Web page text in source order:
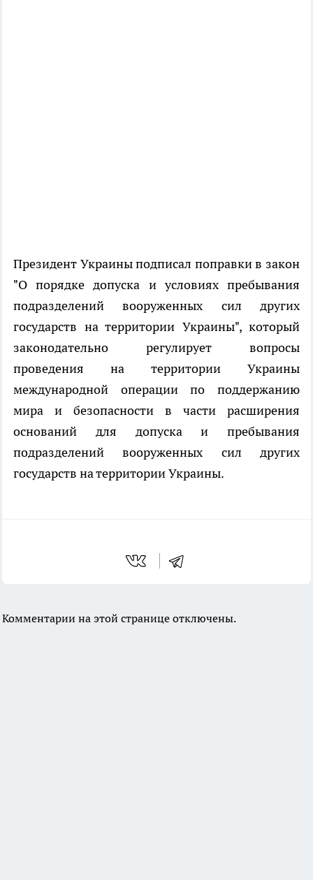
Президент Украины подписал поправки в закон
"О порядке допуска и условиях пребывания
подразделений вооруженных сил других
государств на территории Украины", который
законодательно регулирует вопросы
проведения на территории Украины
международной операции по поддержанию
мира и безопасности в части расширения
оснований для допуска и пребывания
подразделений вооруженных сил других
государств на территории Украины.
Комментарии на этой странице отключены.